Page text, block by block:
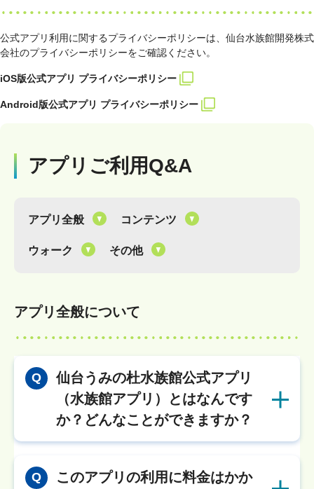
公式アプリ利用に関するプライバシーポリシーは、仙台水族館開発株式
会社のプライバシーポリシーをご確認ください。
iOS版公式アプリ プライバシーポリシー
Android版公式アプリ プライバシーポリシー
アプリご利用Q&A
アプリ全般 コンテンツ
ウォーク その他
アプリ全般について
Q
仙台うみの杜水族館公式アプリ
（水族館アプリ）とはなんです
か？どんなことができますか？
Q
このアプリの利用に料金はかか